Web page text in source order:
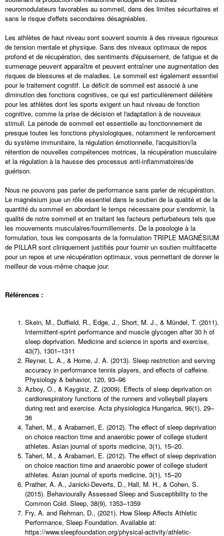
neuromodulateurs favorables au sommeil, dans des limites sécuritaires et
sans le risque d'effets secondaires désagréables.
Les athlètes de haut niveau sont souvent soumis à des niveaux rigoureux
de tension mentale et physique. Sans des niveaux optimaux de repos
profond et de récupération, des sentiments d'épuisement, de fatigue et de
surmenage peuvent apparaître et peuvent entraîner une augmentation des
risques de blessures et de maladies. Le sommeil est également essentiel
pour le traitement cognitif. Le déficit de sommeil est associé à une
diminution des fonctions cognitives, ce qui est particulièrement délétère
pour les athlètes dont les sports exigent un haut niveau de fonction
cognitive, comme la prise de décision et l'adaptation à de nouveaux
stimuli. La période de sommeil est essentielle au fonctionnement de
presque toutes les fonctions physiologiques, notamment le renforcement
du système immunitaire, la régulation émotionnelle, l'acquisition/la
rétention de nouvelles compétences motrices, la récupération musculaire
et la régulation à la hausse des processus anti-inflammatoires/de
guérison.
Nous ne pouvons pas parler de performance sans parler de récupération.
Le magnésium joue un rôle essentiel dans le soutien de la qualité et de la
quantité du sommeil en abordant le temps nécessaire pour s'endormir, la
qualité de notre sommeil et en traitant les facteurs perturbateurs tels que
les mouvements musculaires/fourmillements. De la posologie à la
formulation, tous les composants de la formulation TRIPLE MAGNÉSIUM
de PILLAR sont cliniquement justifiés pour fournir un soutien multifacette
pour un repos et une récupération optimaux, vous permettant de donner le
meilleur de vous-même chaque jour.
Références :
Skein, M., Duffield, R., Edge, J., Short, M. J., & Mündel, T. (2011).
Intermittent-sprint performance and muscle glycogen after 30 h of
sleep deprivation. Medicine and science in sports and exercise,
43(7), 1301–1311
Reyner, L. A., & Horne, J. A. (2013). Sleep restriction and serving
accuracy in performance tennis players, and effects of caffeine.
Physiology & behavior, 120, 93–96
Azboy, O., & Kaygisiz, Z. (2009). Effects of sleep deprivation on
cardiorespiratory functions of the runners and volleyball players
during rest and exercise. Acta physiologica Hungarica, 96(1), 29–
36
Taheri, M., & Arabameri, E. (2012). The effect of sleep deprivation
on choice reaction time and anaerobic power of college student
athletes. Asian journal of sports medicine, 3(1), 15–20.
Taheri, M., & Arabameri, E. (2012). The effect of sleep deprivation
on choice reaction time and anaerobic power of college student
athletes. Asian journal of sports medicine, 3(1), 15–20
Prather, A. A., Janicki-Deverts, D., Hall, M. H., & Cohen, S.
(2015). Behaviourally Assessed Sleep and Susceptibility to the
Common Cold. Sleep, 38(9), 1353–1359
Fry, A. and Rehman, D., (2021). How Sleep Affects Athletic
Performance, Sleep Foundation. Available at:
https://www.sleepfoundation.org/physical-activity/athletic-